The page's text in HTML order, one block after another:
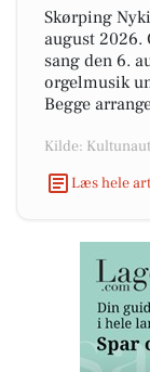
Skørping
august 2026.
sang den 6.
orgelmusik
Begge
Kilde: Kultunaut
Læs hele